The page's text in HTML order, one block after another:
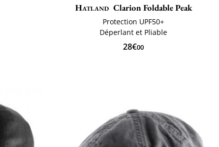
Hatland Clarion Foldable Peak
Protection UPF50+
Déperlant et Pliable
28€00